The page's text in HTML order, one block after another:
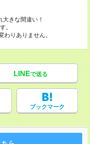
きな間違い！
。
りありません。
LINEで送る
ブックマーク